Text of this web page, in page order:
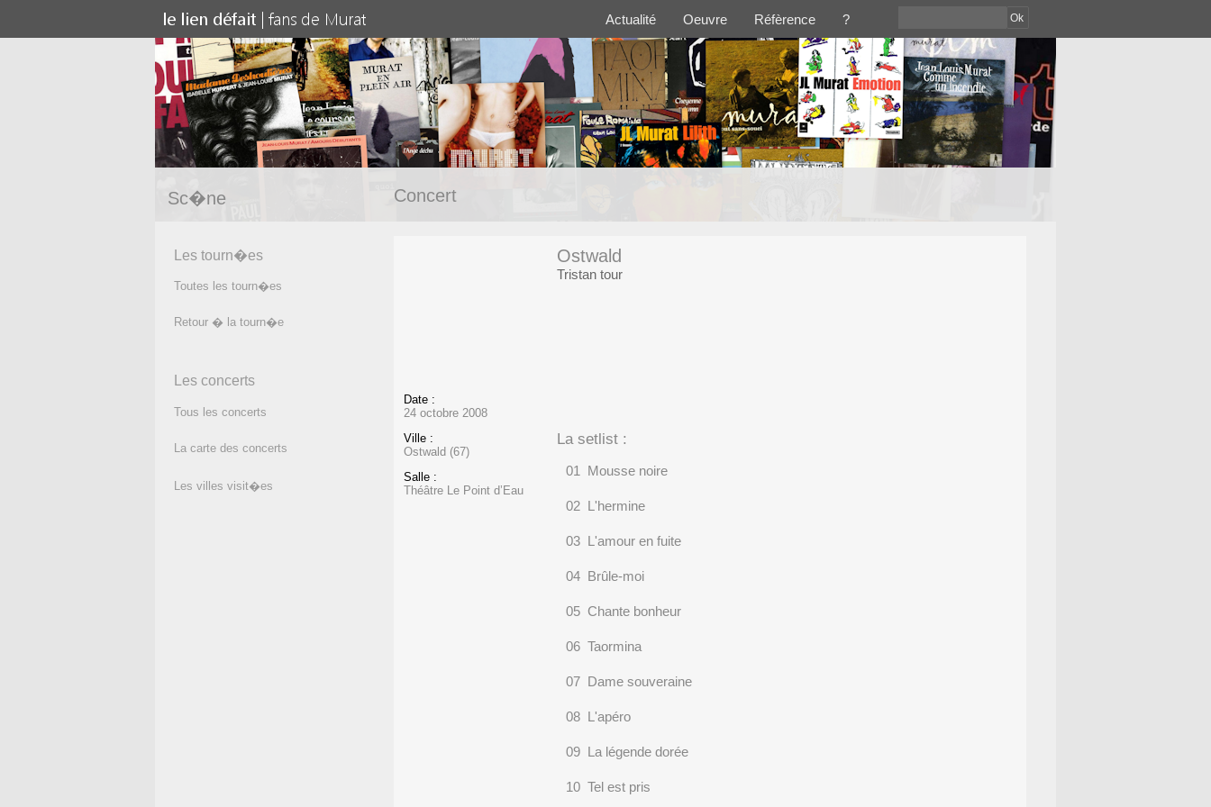
Sc�ne Concert
Les tourn�es
Toutes les tourn�es
Retour � la tourn�e
Les concerts
Tous les concerts
La carte des concerts
Les villes visit�es
Date :
24 octobre 2008
Ville :
Ostwald (67)
Salle :
Théâtre Le Point d’Eau
Ostwald
Tristan tour
La setlist :
01 Mousse noire
02 L'hermine
03 L'amour en fuite
04 Brûle-moi
05 Chante bonheur
06 Taormina
07 Dame souveraine
08 L'apéro
09 La légende dorée
10 Tel est pris
Ok
Actualité Oeuvre Réfèrence ?